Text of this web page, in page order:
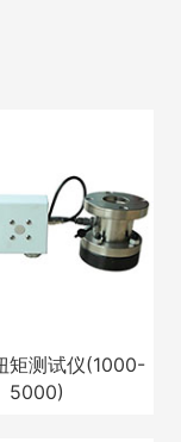
矩测试仪(1000-
5000)